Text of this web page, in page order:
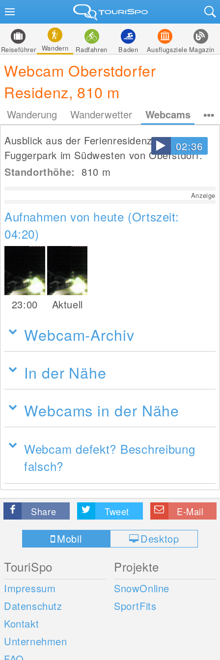
Reiseführer Wandern Radfahren Baden Ausflugsziele Magazin
Webcam Oberstdorfer
Residenz, 810 m
Wanderung Wanderwetter Webcams
02:36
Ausblick aus der Ferienresidenz Am
Fuggerpark im Südwesten von Oberstdorf.
Standorthöhe:810 m
Anzeige
Aufnahmen von heute (Ortszeit:
04:20)
23:00 Aktuell
Webcam-Archiv
In der Nähe
Webcams in der Nähe
Webcam defekt? Beschreibung
falsch?
Share Tweet E-Mail
Mobil Desktop
TouriSpo
Impressum
Datenschutz
Kontakt
Unternehmen
Projekte
SnowOnline
SportFits